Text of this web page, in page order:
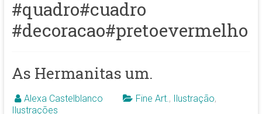
#quadro#cuadro
#decoracao#pretoevermelho
As Hermanitas um.
Alexa Castelblanco Fine Art., Ilustração,
Ilustrações